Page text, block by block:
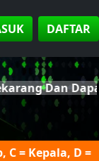
DAFTAR
Dan
C = Kepala, D =